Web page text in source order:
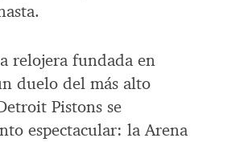
relojera fundada en
duelo del más alto
Pistons se
espectacular: la Arena